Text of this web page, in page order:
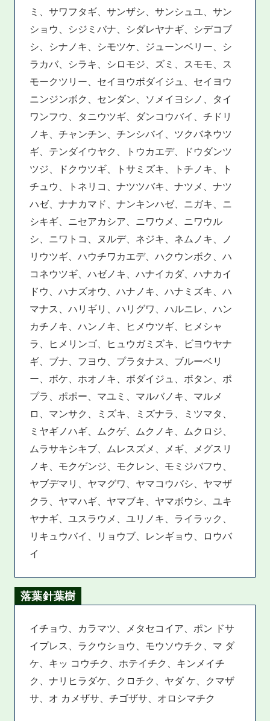
ミ、サワフタギ、サンザシ、サンシュユ、サン
ショウ、シジミバナ、シダレヤナギ、シデコブ
シ、シナノキ、シモツケ、ジューンベリー、シ
ラカバ、シラキ、シロモジ、ズミ、スモモ、ス
モークツリー、セイヨウボダイジュ、セイヨウ
ニンジンボク、センダン、ソメイヨシノ、タイ
ワンフウ、タニウツギ、ダンコウバイ、チドリ
ノキ、チャンチン、チンシバイ、ツクバネウツ
ギ、テンダイウヤク、トウカエデ、ドウダンツ
ツジ、ドクウツギ、トサミズキ、トチノキ、ト
チュウ、トネリコ、ナツツバキ、ナツメ、ナツ
ハゼ、ナナカマド、ナンキンハゼ、ニガキ、ニ
シキギ、ニセアカシア、ニワウメ、ニワウル
シ、ニワトコ、ヌルデ、ネジキ、ネムノキ、ノ
リウツギ、ハウチワカエデ、ハクウンボク、ハ
コネウツギ、ハゼノキ、ハナイカダ、ハナカイ
ドウ、ハナズオウ、ハナノキ、ハナミズキ、ハ
マナス、ハリギリ、ハリグワ、ハルニレ、ハン
カチノキ、ハンノキ、ヒメウツギ、ヒメシャ
ラ、ヒメリンゴ、ヒュウガミズキ、ビヨウヤナ
ギ、ブナ、フヨウ、プラタナス、ブルーベリ
ー、ボケ、ホオノキ、ボダイジュ、ボタン、ポ
プラ、ポポー、マユミ、マルバノキ、マルメ
ロ、マンサク、ミズキ、ミズナラ、ミツマタ、
ミヤギノハギ、ムクゲ、ムクノキ、ムクロジ、
ムラサキシキブ、ムレスズメ、メギ、メグスリ
ノキ、モクゲンジ、モクレン、モミジバフウ、
ヤブデマリ、ヤマグワ、ヤマコウバシ、ヤマザ
クラ、ヤマハギ、ヤマブキ、ヤマボウシ、ユキ
ヤナギ、ユスラウメ、ユリノキ、ライラック、
リキュウバイ、リョウブ、レンギョウ、ロウバ
イ
落葉針葉樹
イチョウ、カラマツ、メタセコイア、ポン ドサ
イプレス、ラクウショウ、モウソウチク、マ ダ
ケ、キッ コウチク、ホテイチク、キンメイチ
ク、ナリヒラダケ、クロチク、ヤダ ケ、クマザ
サ、オ カメザサ、チゴザサ、オロシマチク